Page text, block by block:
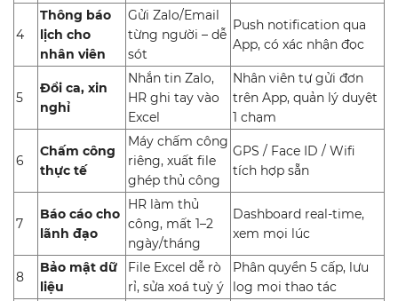
4
Thông báo
lịch cho
nhân viên
Gửi Zalo/Email
từng người – dễ
sót
Push notification qua
App, có xác nhận đọc
5
Đổi ca, xin
nghỉ
Nhắn tin Zalo,
HR ghi tay vào
Excel
Nhân viên tự gửi đơn
trên App, quản lý duyệt
1 chạm
6
Chấm công
thực tế
Máy chấm công
riêng, xuất file
ghép thủ công
GPS / Face ID / Wifi
tích hợp sẵn
7
Báo cáo cho
lãnh đạo
HR làm thủ
công, mất 1–2
ngày/tháng
Dashboard real-time,
xem mọi lúc
8
Bảo mật dữ
liệu
File Excel dễ rò
rỉ, sửa xoá tuỳ ý
Phân quyền 5 cấp, lưu
log mọi thao tác